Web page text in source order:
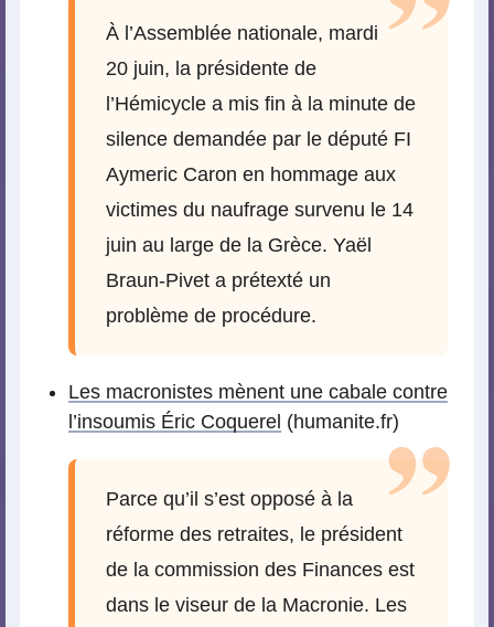
À l’Assemblée nationale, mardi
20 juin, la présidente de
l’Hémicycle a mis fin à la minute de
silence demandée par le député FI
Aymeric Caron en hommage aux
victimes du naufrage survenu le 14
juin au large de la Grèce. Yaël
Braun-Pivet a prétexté un
problème de procédure.
Les macronistes mènent une cabale contre
l’insoumis Éric Coquerel (humanite.fr)
Parce qu’il s’est opposé à la
réforme des retraites, le président
de la commission des Finances est
dans le viseur de la Macronie. Les